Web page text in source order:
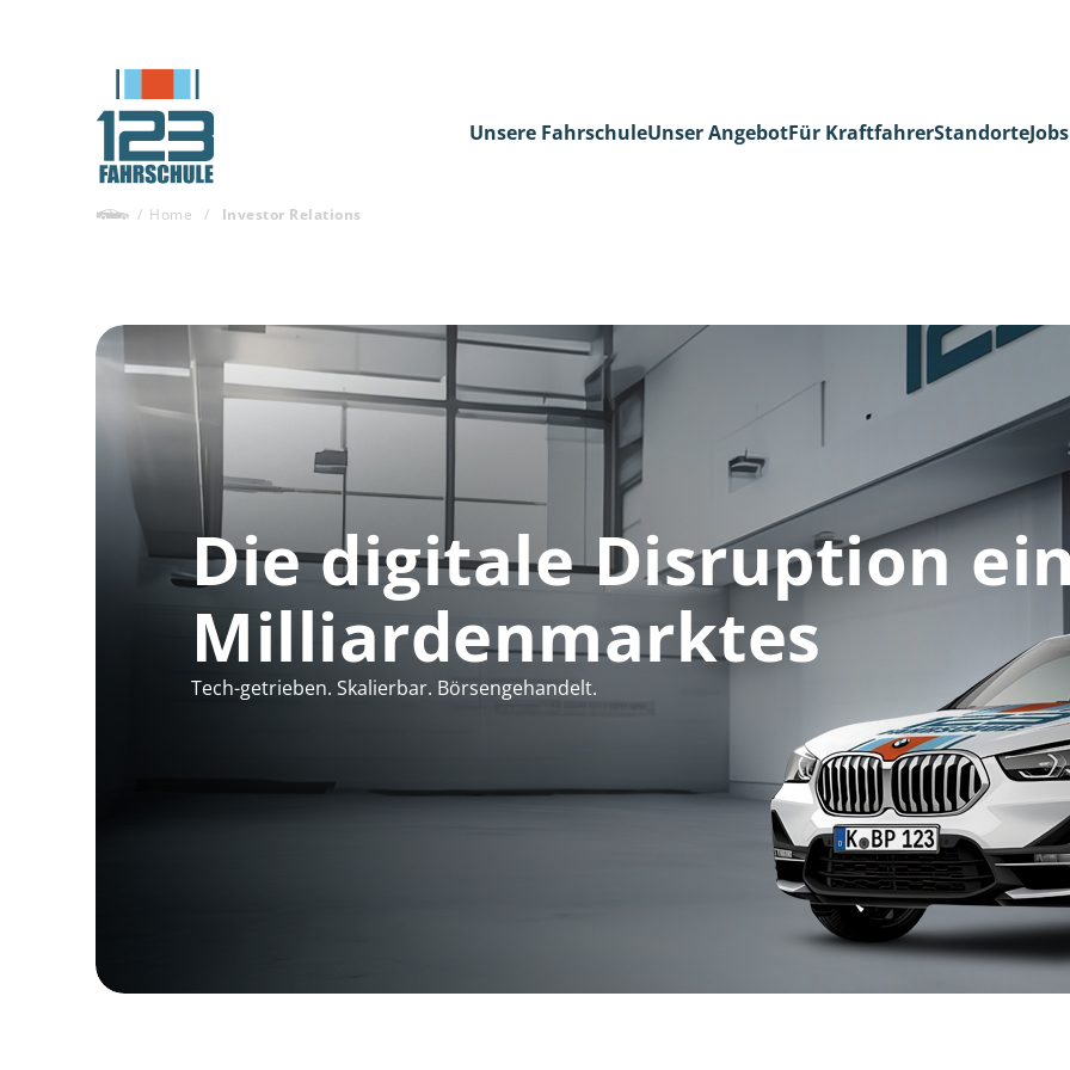
Unsere FahrschuleUnser AngebotFür KraftfahrerStandorteJobs
/ Home / Investor Relations
Die digitale Disruption
Milliardenmarktes
Tech-getrieben. Skalierbar. Börsengehandelt.